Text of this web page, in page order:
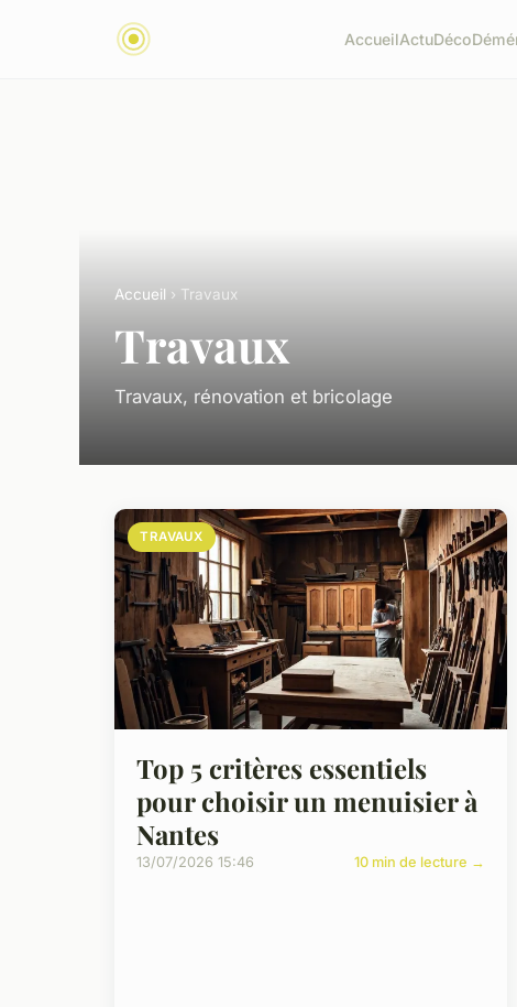
AccueilActuDéco
Accueil › Travaux
Travaux
Travaux, rénovation et bricolage
TRAVAUX
Top 5 critères essentiels
pour choisir un menuisier à
Nantes
13/07/2026 15:46 10 min de lecture →